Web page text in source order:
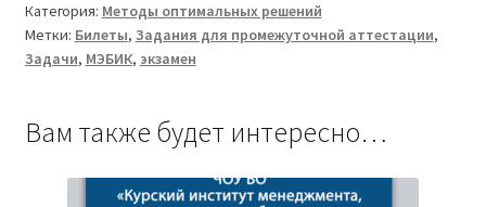
оптимальных
решений
ТМ-009/104-
Категория: Методы оптимальных решений
Метки: Билеты, Задания для промежуточной аттестации,
Задачи, МЭБИК, экзамен
Вам также будет интересно…